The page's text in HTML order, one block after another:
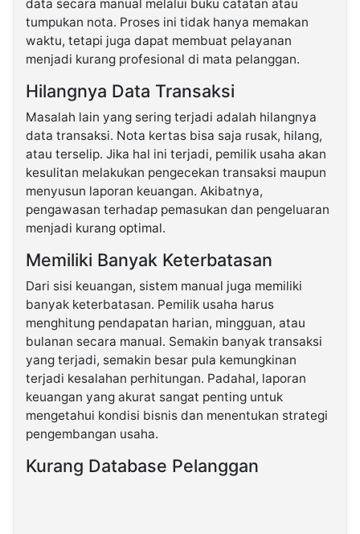
data secara manual melalui buku catatan atau
tumpukan nota. Proses ini tidak hanya memakan
waktu, tetapi juga dapat membuat pelayanan
menjadi kurang profesional di mata pelanggan.
Hilangnya Data Transaksi
Masalah lain yang sering terjadi adalah hilangnya
data transaksi. Nota kertas bisa saja rusak, hilang,
atau terselip. Jika hal ini terjadi, pemilik usaha akan
kesulitan melakukan pengecekan transaksi maupun
menyusun laporan keuangan. Akibatnya,
pengawasan terhadap pemasukan dan pengeluaran
menjadi kurang optimal.
Memiliki Banyak Keterbatasan
Dari sisi keuangan, sistem manual juga memiliki
banyak keterbatasan. Pemilik usaha harus
menghitung pendapatan harian, mingguan, atau
bulanan secara manual. Semakin banyak transaksi
yang terjadi, semakin besar pula kemungkinan
terjadi kesalahan perhitungan. Padahal, laporan
keuangan yang akurat sangat penting untuk
mengetahui kondisi bisnis dan menentukan strategi
pengembangan usaha.
Kurang Database Pelanggan